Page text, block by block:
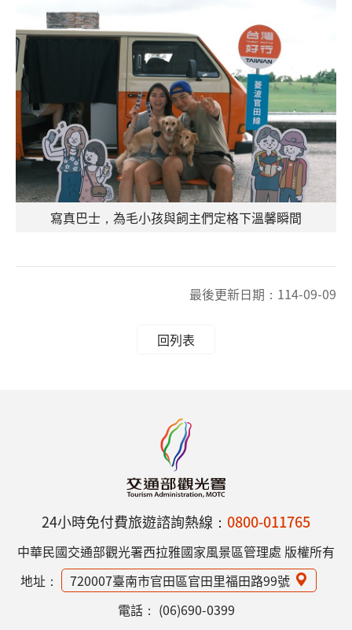
寫真巴士，為毛小孩與飼主們定格下溫馨瞬間
最後更新日期： 114-09-09
回列表
24小時免付費旅遊諮詢熱線： 0800-011765
中華民國交通部觀光署西拉雅國家風景區管理處 版權所有
地址：
720007臺南市官田區官田里福田路99號
電話： (06)690-0399